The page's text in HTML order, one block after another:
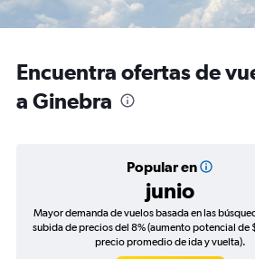
Encuentra ofertas de
a Ginebra
Popular en
junio
Mayor demanda de vuelos basada en las
subida de precios del 8% (aumento potencial de
precio promedio de ida y vuelta).